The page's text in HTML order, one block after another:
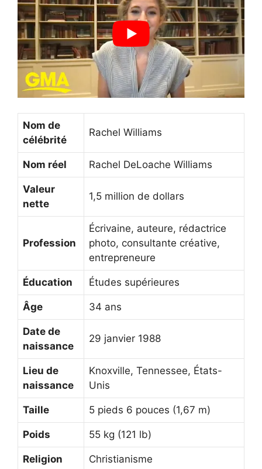
Nom de
célébrité
Rachel Williams
Nom réel Rachel DeLoache Williams
Valeur
nette
1,5 million de dollars
Profession
Écrivaine, auteure, rédactrice
photo, consultante créative,
entrepreneure
Éducation Études supérieures
Âge 34 ans
Date de
naissance
29 janvier 1988
Lieu de
naissance
Knoxville, Tennessee, États-
Unis
Taille 5 pieds 6 pouces (1,67 m)
Poids 55 kg (121 lb)
Religion Christianisme